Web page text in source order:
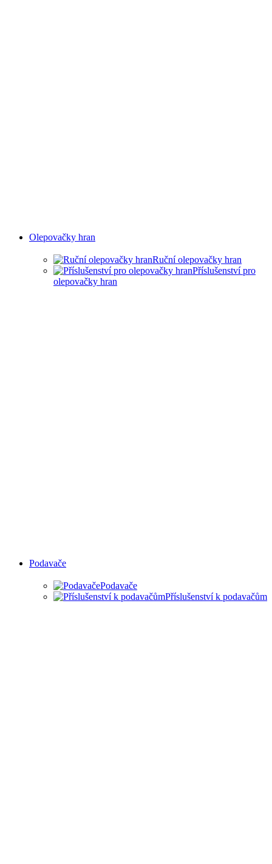
Olepovačky hran
Ruční olepovačky hran
Příslušenství pro
olepovačky hran
Podavače
Podavače
Příslušenství k podavačům